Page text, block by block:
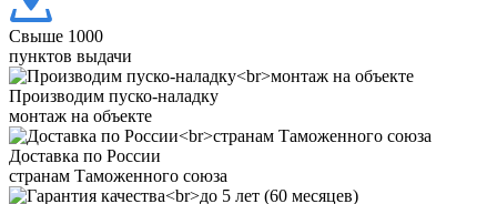
Свыше 1000
пунктов выдачи
Производим пуско-наладку
монтаж на объекте
Доставка по России
странам Таможенного союза